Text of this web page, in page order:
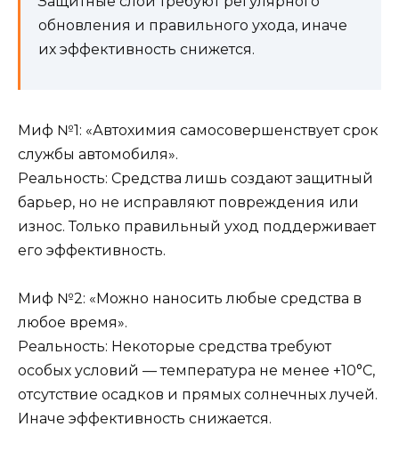
обновления и правильного ухода, иначе
их эффективность снижется.
Миф №1: «Автохимия самосовершенствует срок
службы автомобиля».
Реальность: Средства лишь создают защитный
барьер, но не исправляют повреждения или
износ. Только правильный уход поддерживает
его эффективность.
Миф №2: «Можно наносить любые средства в
любое время».
Реальность: Некоторые средства требуют
особых условий — температура не менее +10°С,
отсутствие осадков и прямых солнечных лучей.
Иначе эффективность снижается.